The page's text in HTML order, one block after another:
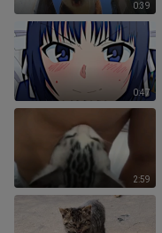
0:39
0:47
2:59